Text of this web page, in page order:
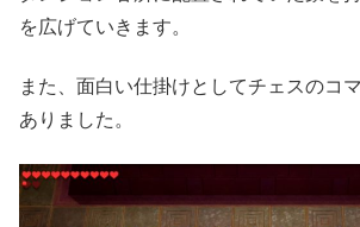
を広げていきます。
また、面白い仕掛けとしてチェスのコ
ありました。